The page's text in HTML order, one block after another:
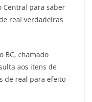
Central para saber
real verdadeiras
BC, chamado
aos itens de
de real para efeito